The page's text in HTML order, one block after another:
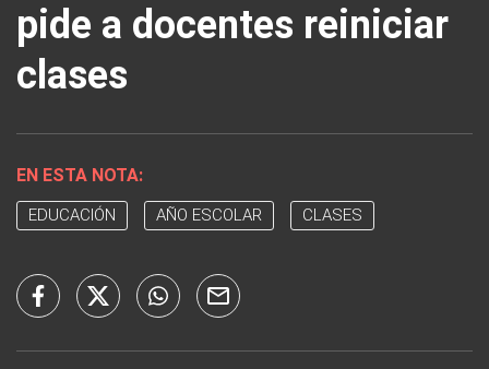
pide a docentes reiniciar
clases
EN ESTA NOTA:
EDUCACIÓN AÑO ESCOLAR CLASES